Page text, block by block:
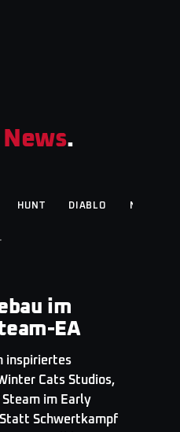
News.
HUNT DIABLO NO
im
EA
inspiriertes
Cats Studios,
im Early
Schwertkampf